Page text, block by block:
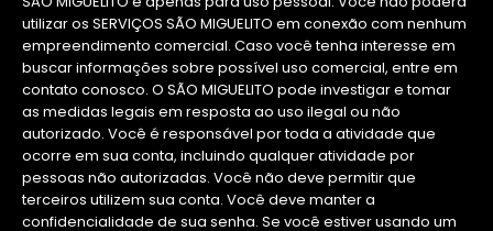
utilizar os SERVIÇOS SÃO MIGUELITO em conexão com nenhum
empreendimento comercial. Caso você tenha interesse em
buscar informações sobre possível uso comercial, entre em
contato conosco. O SÃO MIGUELITO pode investigar e tomar
as medidas legais em resposta ao uso ilegal ou não
autorizado. Você é responsável por toda a atividade que
ocorre em sua conta, incluindo qualquer atividade por
pessoas não autorizadas. Você não deve permitir que
terceiros utilizem sua conta. Você deve manter a
confidencialidade de sua senha. Se você estiver usando um